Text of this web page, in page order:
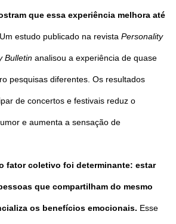
que essa experiência melhora até
Um estudo publicado na revista Personality
Bulletin analisou a experiência de quase
pesquisas diferentes. Os resultados
de concertos e festivais reduz o
e aumenta a sensação de
fator coletivo foi determinante: estar
que compartilham do mesmo
os benefícios emocionais. Esse